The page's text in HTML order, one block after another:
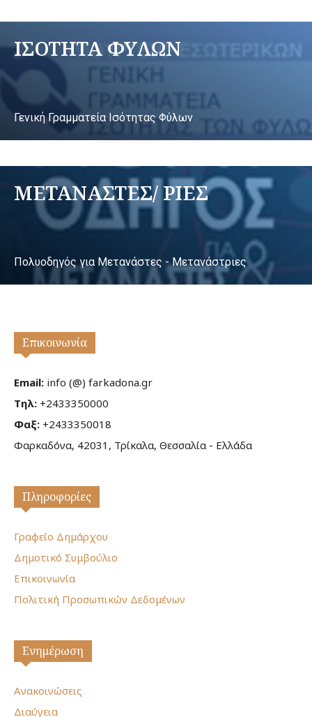
ΙΣΟΤΗΤΑ ΦΥΛΩΝ
Γενική Γραμματεία Ισότητας Φύλων
ΜΕΤΑΝΑΣΤΕΣ/ ΡΙΕΣ
Πολυοδηγός για Μετανάστες - Μετανάστριες
Επικοινωνία
Email: info (@) farkadona.gr
Τηλ: +2433350000
Φαξ: +2433350018
Φαρκαδόνα, 42031, Τρίκαλα, Θεσσαλία - Ελλάδα
Πληροφορίες
Γραφείο Δημάρχου
Δημοτικό Συμβούλιο
Επικοινωνία
Πολιτική Προσωπικών Δεδομένων
Ενημέρωση
Ανακοινώσεις
Διαύγεια